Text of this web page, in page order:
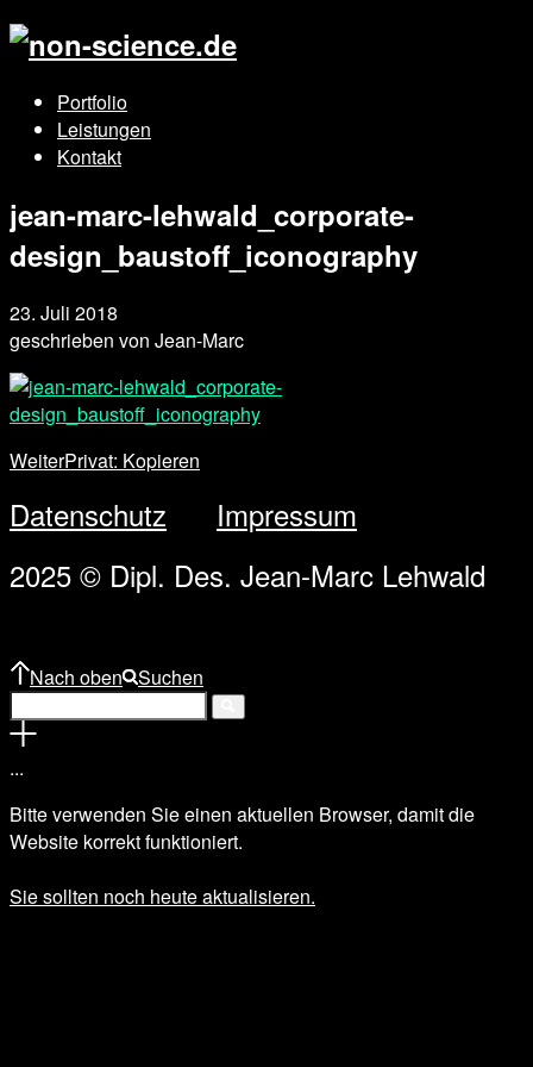
Portfolio
Leistungen
Kontakt
jean-marc-lehwald_corporate-
design_baustoff_iconography
23. Juli 2018
geschrieben von Jean-Marc
WeiterPrivat: Kopieren
Datenschutz
Impressum
2025 © Dipl. Des. Jean-Marc Lehwald
Nach oben Suchen
...
Bitte verwenden Sie einen aktuellen Browser, damit die
Website korrekt funktioniert.
Sie sollten noch heute aktualisieren.